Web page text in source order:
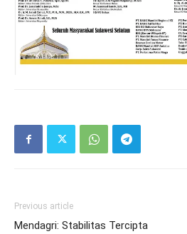
Previous article
Mendagri: Stabilitas Tercipta